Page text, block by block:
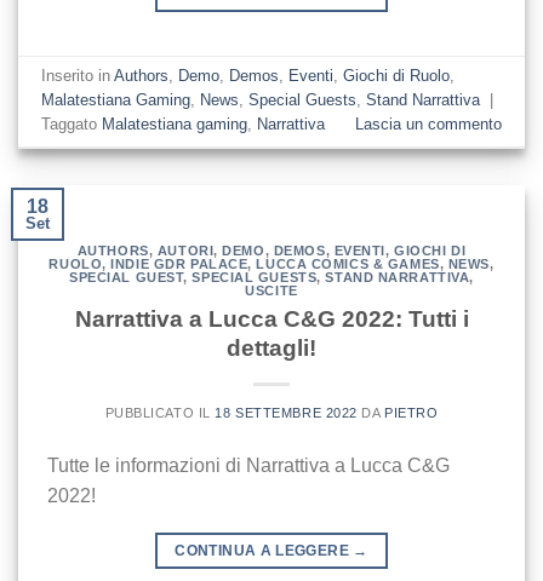
Inserito inAuthors, Demo, Demos, Eventi,Giochi di Ruolo,
Malatestiana Gaming, News,Special Guests,Stand Narrattiva
Taggato Malatestiana gaming, Narrattiva Lascia un commento
18
Set
AUTHORS, AUTORI,DEMO, DEMOS, EVENTI,GIOCHI DI
RUOLO,INDIE GDR PALACE,LUCCA COMICS & GAMES, NEWS,
SPECIAL GUEST,SPECIAL GUESTS,STAND NARRATTIVA,
USCITE
Narrattiva a Lucca C&G 2022: Tutti i
dettagli!
PUBBLICATO IL 18 SETTEMBRE 2022 DA PIETRO
Tutte le informazioni di Narrattiva a Lucca C&G
2022!
CONTINUA A LEGGERE →